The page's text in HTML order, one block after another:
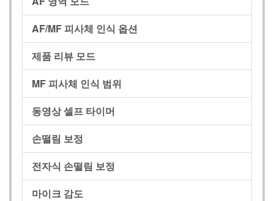
AF/MF 피사체 인식 옵션
제품 리뷰 모드
MF 피사체 인식 범위
동영상 셀프 타이머
손떨림 보정
전자식 손떨림 보정
마이크 감도